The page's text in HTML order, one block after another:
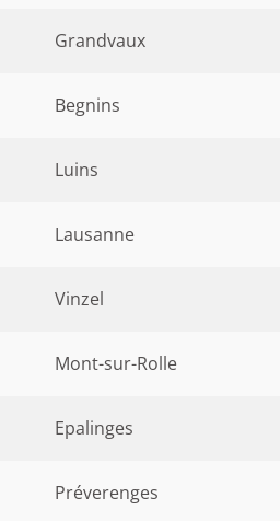
Grandvaux
Begnins
Luins
Lausanne
Vinzel
Mont-sur-Rolle
Epalinges
Préverenges